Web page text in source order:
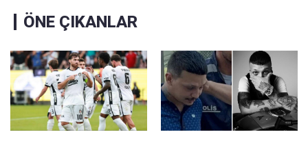
ÖNE ÇIKANLAR